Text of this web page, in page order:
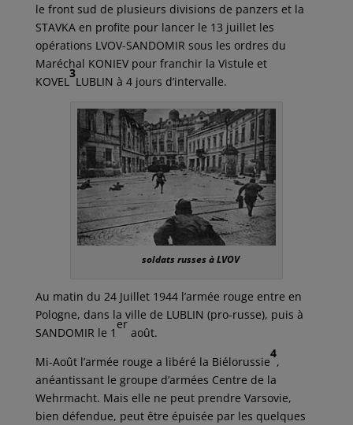
le front sud de plusieurs divisions de panzers et la
STAVKA en profite pour lancer le 13 juillet les
opérations LVOV-SANDOMIR sous les ordres du
Maréchal KONIEV pour franchir la Vistule et
KOVEL
3
LUBLIN à 4 jours d’intervalle.
soldats russes à LVOV
Au matin du 24 Juillet 1944 l’armée rouge entre en
Pologne, dans la ville de LUBLIN (pro-russe), puis à
SANDOMIR le 1
er
août.
Mi-Août l’armée rouge a libéré la Biélorussie
4
,
anéantissant le groupe d’armées Centre de la
Wehrmacht. Mais elle ne peut prendre Varsovie,
bien défendue, peut être épuisée par les quelques